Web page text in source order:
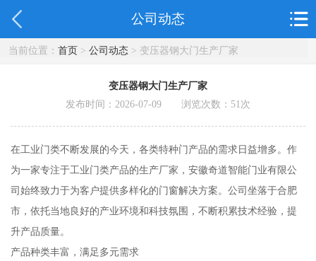
公司动态
当前位置： 首页> 公司动态> 变压器钢大门生产厂家
变压器钢大门生产厂家
发布时间：2026-07-09 浏览次数： 51次
在工业门类不断发展的今天，各类特种门产品的需求日益增多。作
为一家专注于工业门类产品的生产厂家，安徽奇道智能门业有限公
司始终致力于为客户提供多样化的门窗解决方案。公司坐落于合肥
市，依托当地良好的产业环境和科技氛围，不断积累技术经验，提
升产品质量。
产品种类丰富，满足多元需求